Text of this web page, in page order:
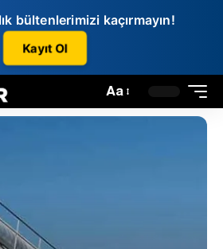
bültenlerimizi kaçırmayın!
Kayıt Ol
Aa